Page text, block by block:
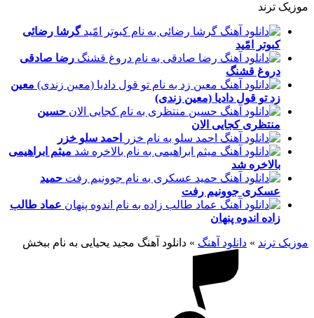
موزیک ترند
گرشا رضائی
کبوتر امّید
رضا صادقی
دروغ قشنگ
معین
زدتو قول دادیا (معین زندی)
حسین
منتظریکجایی الان
احمد سلو خزر
میثم ابراهیمی
بالاخره شد
حمید
عسکری جوونیم رفت
عماد طالب
زاده اندوه پنهان
موزیک ترند » دانلود آهنگ » دانلود آهنگ مجید یحیایی به نام ببخش